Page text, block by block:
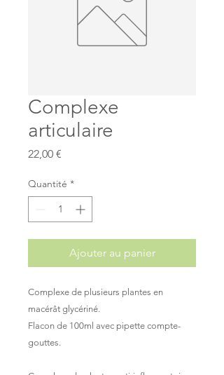
Complexe
articulaire
22,00 €
Quantité *
Ajouter au panier
Complexe de plusieurs plantes en
macérât glycériné.
Flacon de 100ml avec pipette compte-
gouttes.